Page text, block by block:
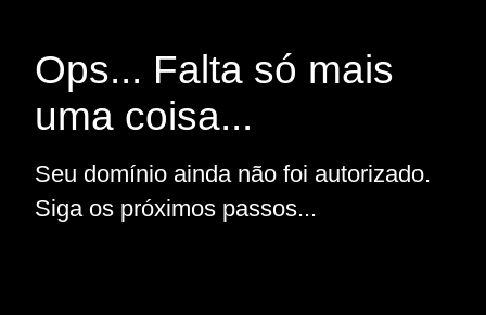
Ops... Falta só mais
uma coisa...
Seu domínio ainda não foi autorizado.
Siga os próximos passos...